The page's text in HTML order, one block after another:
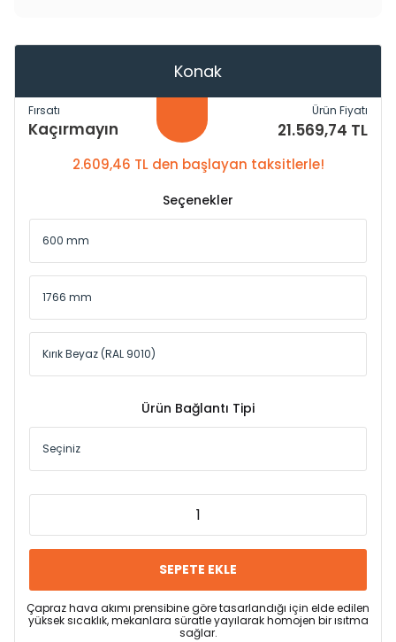
Konak
Fırsatı
Kaçırmayın
Ürün Fiyatı
21.569,74 TL
2.609,46 TL den başlayan taksitlerle!
Seçenekler
Ürün Bağlantı Tipi
SEPETE EKLE
Çapraz hava akımı prensibine göre tasarlandığı için elde edilen
yüksek sıcaklık, mekanlara süratle yayılarak homojen bir ısıtma
sağlar.